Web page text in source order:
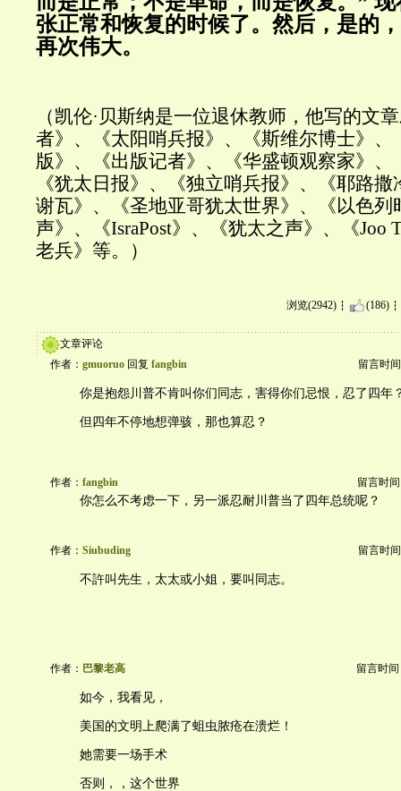
张正常和恢复的时候了。然后，是的
再次伟大。
（凯伦·贝斯纳是一位退休教师，他写的文
者》、《太阳哨兵报》、《斯维尔博士》、
版》、《出版记者》、《华盛顿观察家》、
《犹太日报》、《独立哨兵报》、《耶路
谢瓦》、《圣地亚哥犹太世界》、《以色列
声》、《IsraPost》、《犹太之声》、《Joo
老兵》等。）
浏览(2942) (186)
文章评论
作者： gmuoruo 回复 fangbin 留言时
你是抱怨川普不肯叫你们同志，害得你们忌恨，忍了四年
但四年不停地想弹骇，那也算忍？
作者： fangbin 留言时间
你怎么不考虑一下，另一派忍耐川普当了四年总统呢？
作者： Siubuding 留言时
不許叫先生，太太或小姐，要叫同志。
作者： 巴黎老高 留言时间
如今，我看见，
美国的文明上爬满了蛆虫脓疮在溃烂！
她需要一场手术
否则，，这个世界